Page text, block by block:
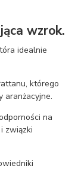
wzrok.
idealnie
którego
aranżacyjne.
na
związki